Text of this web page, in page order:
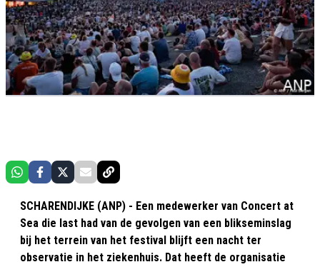
SCHARENDIJKE (ANP) - Een medewerker van Concert at
Sea die last had van de gevolgen van een blikseminslag
bij het terrein van het festival blijft een nacht ter
observatie in het ziekenhuis. Dat heeft de organisatie